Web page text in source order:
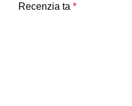
Recenzia ta *